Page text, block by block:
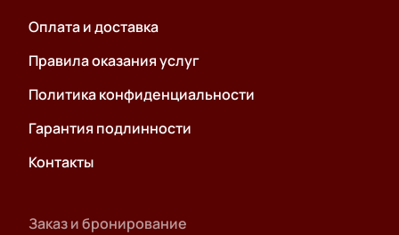
Оплата и доставка
Правила оказания услуг
Политика конфиденциальности
Гарантия подлинности
Контакты
Заказ и бронирование